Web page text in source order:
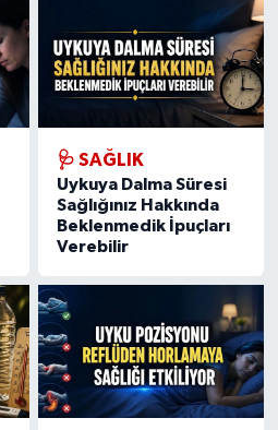
🩺 SAĞLIK
Uykuya Dalma Süresi
Sağlığınız Hakkında
Beklenmedik İpuçları
Verebilir